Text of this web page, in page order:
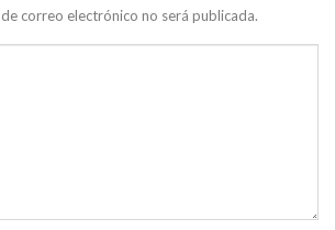
correo electrónico no será publicada.